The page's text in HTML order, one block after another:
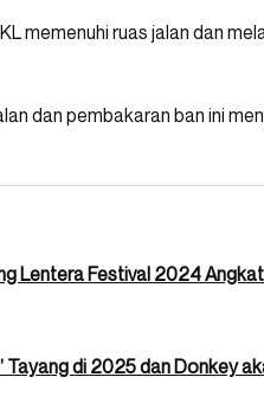
memenuhi ruas jalan dan
dan pembakaran ban ini
Lentera Festival 2024
Tayang di 2025 dan Donkey